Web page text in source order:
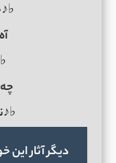
دیگر آثار این